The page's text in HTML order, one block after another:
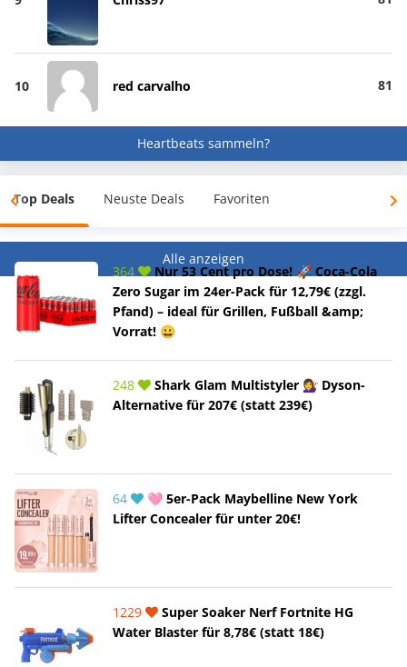
10 red carvalho 81
Heartbeats sammeln?
Top Deals Neuste Deals Favoriten
Alle anzeigen
364
Nur 53 Cent pro Dose! 🚀 Coca-Cola
Zero Sugar im 24er-Pack für 12,79€ (zzgl.
Pfand) – ideal für Grillen, Fußball &amp;
Vorrat! 😀
248
Shark Glam Multistyler 💇‍♀️ Dyson-
Alternative für 207€ (statt 239€)
64
🩷 5er-Pack Maybelline New York
Lifter Concealer für unter 20€!
1229
Super Soaker Nerf Fortnite HG
Water Blaster für 8,78€ (statt 18€)